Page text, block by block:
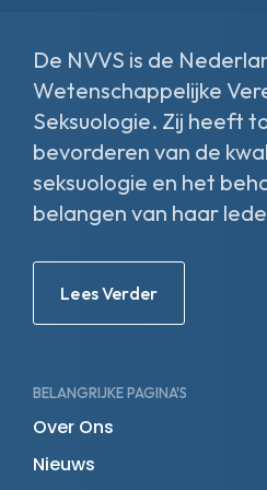
De NVVS is de
Wetenschappelijke
Seksuologie. Zij heeft
bevorderen van de
seksuologie en het
belangen van haar
Lees Verder
BELANGRIJKE PAGINA'S
Over Ons
Nieuws